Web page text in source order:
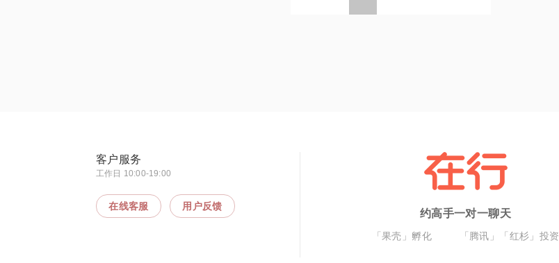
客户服务
工作日 10:00-19:00
在线客服 用户反馈
约高手一对一聊天
「果壳」孵化 「腾讯」「红杉」投资